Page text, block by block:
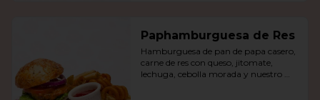
Paphamburguesa de Res
Hamburguesa de pan de papa casero,
carne de res con queso, jitomate,
lechuga, cebolla morada y nuestro